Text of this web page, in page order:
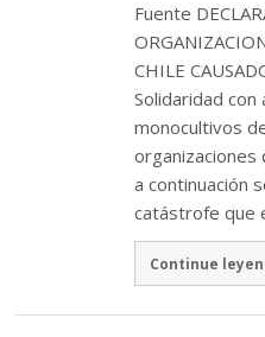
Fuente
CHILE
Solidaridad
monocultivos
organizaciones
a continuación
catástrofe que
Continue